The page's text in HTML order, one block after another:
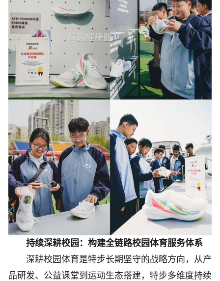
持续深耕校园：构建全链路校园体育服务体系
深耕校园体育是特步长期坚守的战略方向，从产
品研发、公益课堂到运动生态搭建，特步多维度持续